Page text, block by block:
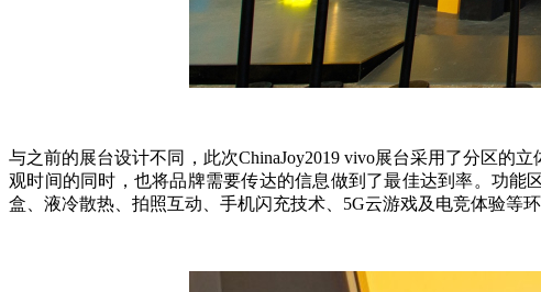
与之前的展台设计不同，此次ChinaJoy2019 vivo展台采用了分区的
观时间的同时，也将品牌需要传达的信息做到了最佳达到率。功
盒、液冷散热、拍照互动、手机闪充技术、5G云游戏及电竞体验等环